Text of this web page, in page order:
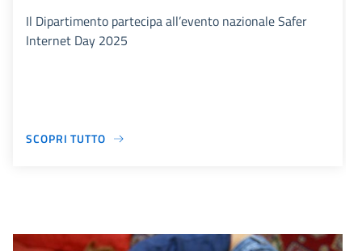
Il Dipartimento partecipa all’evento nazionale Safer
Internet Day 2025
SCOPRI TUTTO